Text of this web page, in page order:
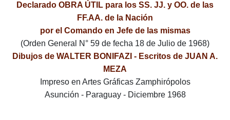
Declarado OBRA ÚTIL para los SS. JJ. y OO. de las
FF.AA. de la Nación
por el Comando en Jefe de las mismas
(Orden General N° 59 de fecha 18 de Julio de 1968)
Dibujos de WALTER BONIFAZI - Escritos de JUAN A.
MEZA
Impreso en Artes Gráficas Zamphirópolos
Asunción - Paraguay - Diciembre 1968